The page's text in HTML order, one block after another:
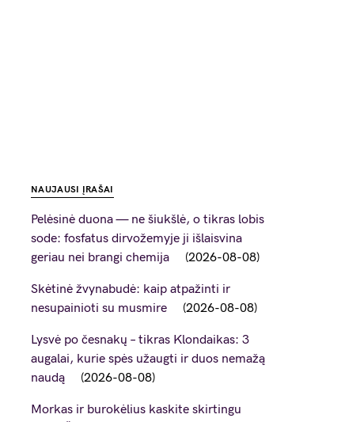
NAUJAUSI ĮRAŠAI
Pelėsinė duona — ne šiukšlė, o tikras lobis
sode: fosfatus dirvožemyje ji išlaisvina
geriau nei brangi chemija
2026-08-08
Skėtinė žvynabudė: kaip atpažinti ir
nesupainioti su musmire
2026-08-08
Lysvė po česnakų – tikras Klondaikas: 3
augalai, kurie spės užaugti ir duos nemažą
naudą
2026-08-08
Morkas ir burokėlius kaskite skirtingu